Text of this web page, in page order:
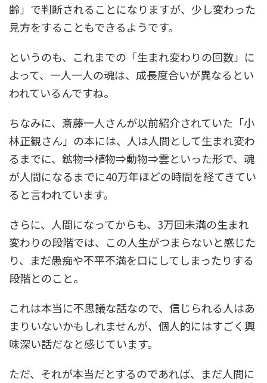
齢」で判断されることになりますが、少し変わった
見方をすることもできるようです。
というのも、これまでの「生まれ変わりの回数」に
よって、一人一人の魂は、成長度合いが異なるとい
われているんですね。
ちなみに、斎藤一人さんが以前紹介されていた「小
林正観さん」の本には、人は人間として生まれ変わ
るまでに、鉱物⇒植物⇒動物⇒雲といった形で、魂
が人間になるまでに40万年ほどの時間を経てきてい
ると言われています。
さらに、人間になってからも、3万回未満の生まれ
変わりの段階では、この人生がつまらないと感じた
り、まだ愚痴や不平不満を口にしてしまったりする
段階とのこと。
これは本当に不思議な話なので、信じられる人はあ
まりいないかもしれませんが、個人的にはすごく興
味深い話だなと感じています。
ただ、それが本当だとするのであれば、まだ人間に